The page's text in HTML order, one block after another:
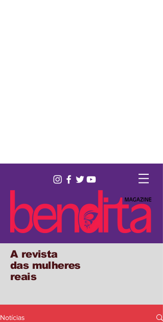
A revista
das mulheres
reais
Notícias